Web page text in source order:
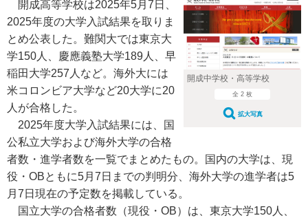
開成中学校・高等学校
全 2 枚
拡大写真
開成高等学校は2025年5月7日、
2025年度の大学入試結果を取りま
とめ公表した。難関大では東京大
学150人、慶應義塾大学189人、早
稲田大学257人など。海外大には
米コロンビア大学など20大学に20
人が合格した。
2025年度大学入試結果には、国
公私立大学および海外大学の合格
者数・進学者数を一覧でまとめたもの。国内の大学は、現
役・OBともに5月7日までの判明分、海外大学の進学者は5
月7日現在の予定数を掲載している。
国立大学の合格者数（現役・OB）は、東京大学150人、